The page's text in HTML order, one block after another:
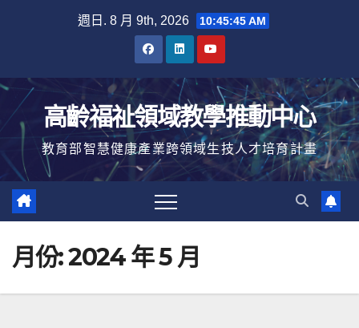
週日. 8 月 9th, 2026 10:45:46 AM
高齡福祉領域教學推動中心
教育部智慧健康產業跨領域生技人才培育計畫
月份:2024 年 5 月